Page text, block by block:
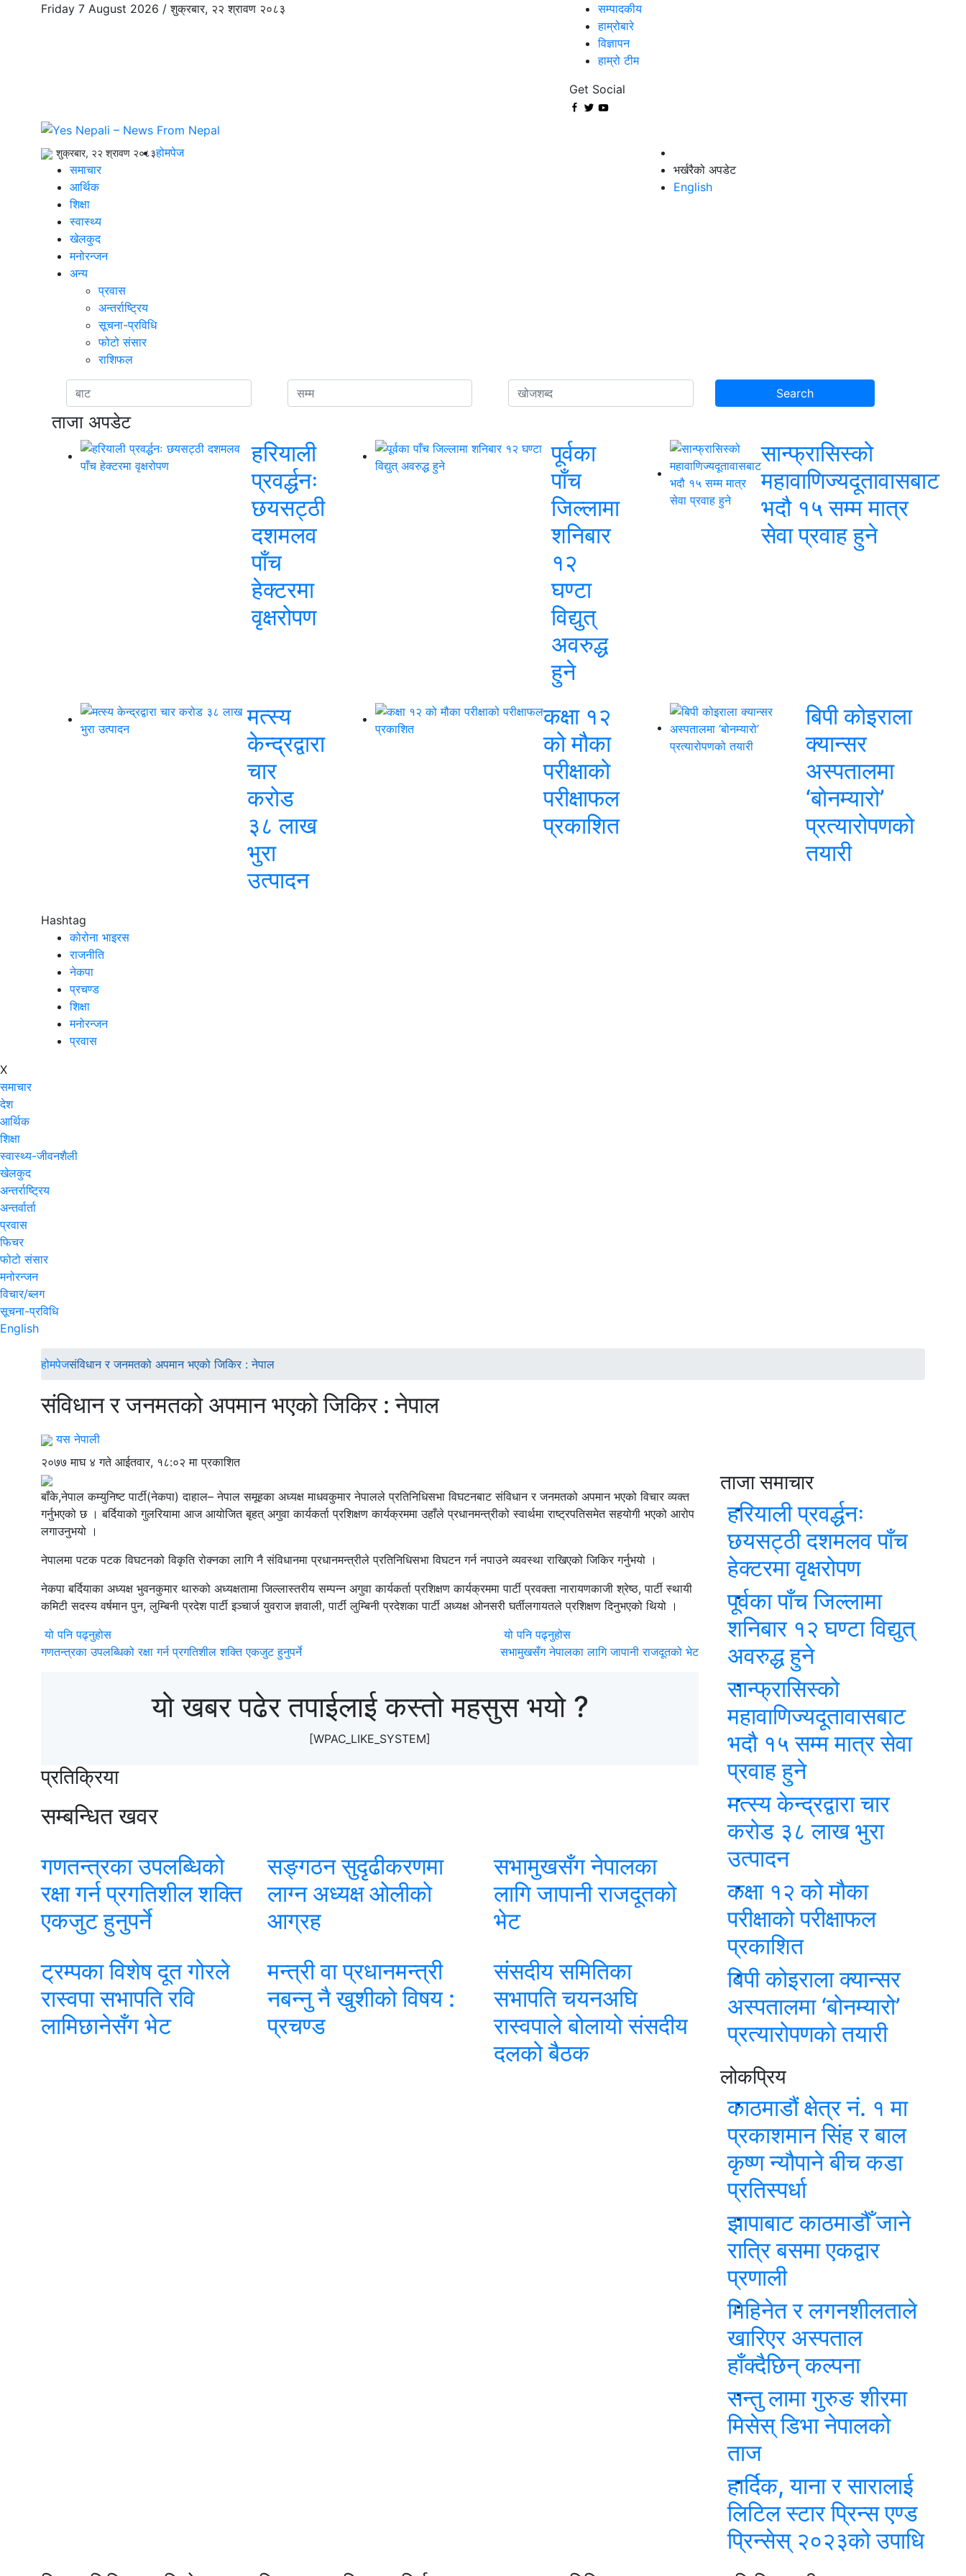
Friday 7 August 2026 /शुक्रबार, २२ श्रावण २०८३
सम्पादकीय
हाम्रोबारे
विज्ञापन
हाम्रो टीम
Get Social
शुक्रबार, २२ श्रावण २०८३होमपेज
समाचार
आर्थिक
शिक्षा
स्वास्थ्य
खेलकुद
मनोरन्जन
अन्य
प्रवास
अन्तर्राष्ट्रिय
सूचना-प्रविधि
फोटो संसार
राशिफल
भर्खरैको अपडेट
English
ताजा अपडेट
हरियाली
प्रवर्द्धनः
छयसट्ठी
दशमलव
पाँच
हेक्टरमा
वृक्षरोपण
पूर्वका
पाँच
जिल्लामा
शनिबार
१२
घण्टा
विद्युत्
अवरुद्ध
हुने
सान्फ्रासिस्को
महावाणिज्यदूतावासबाट
भदौ १५ सम्म मात्र
सेवा प्रवाह हुने
मत्स्य
केन्द्रद्वारा
चार
करोड
३८ लाख
भुरा
उत्पादन
कक्षा १२
को मौका
परीक्षाको
परीक्षाफल
प्रकाशित
बिपी कोइराला
क्यान्सर
अस्पतालमा
‘बोनम्यारो’
प्रत्यारोपणको
तयारी
Hashtag
कोरोना भाइरस
राजनीति
नेकपा
प्रचण्ड
शिक्षा
मनोरन्जन
प्रवास
X
समाचार
देश
आर्थिक
शिक्षा
स्वास्थ्य-जीवनशैली
खेलकुद
अन्तर्राष्ट्रिय
अन्तर्वार्ता
प्रवास
फिचर
फोटो संसार
मनोरन्जन
विचार/ब्लग
सूचना-प्रविधि
English
होमपेजसंविधान र जनमतको अपमान भएको जिकिर : नेपाल
संविधान र जनमतको अपमान भएको जिकिर : नेपाल
यस नेपाली
२०७७ माघ ४ गते आईतवार, १८:०२ मा प्रकाशित
बाँके,नेपाल कम्युनिष्ट पार्टी(नेकपा) दाहाल– नेपाल समूहका अध्यक्ष माधवकुमार नेपालले प्रतिनिधिसभा विघटनबाट संविधान र जनमतको अपमान भएको विचार व्यक्त
गर्नुभएको छ । बर्दियाको गुलरियामा आज आयोजित बृहत् अगुवा कार्यकर्ता प्रशिक्षण कार्यक्रममा उहाँले प्रधानमन्त्रीको स्वार्थमा राष्ट्रपतिसमेत सहयोगी भएको आरोप
लगाउनुभयो ।
नेपालमा पटक पटक विघटनको विकृति रोक्नका लागि नै संविधानमा प्रधानमन्त्रीले प्रतिनिधिसभा विघटन गर्न नपाउने व्यवस्था राखिएको जिकिर गर्नुभयो ।
नेकपा बर्दियाका अध्यक्ष भुवनकुमार थारुको अध्यक्षतामा जिल्लास्तरीय सम्पन्न अगुवा कार्यकर्ता प्रशिक्षण कार्यक्रममा पार्टी प्रवक्ता नारायणकाजी श्रेष्ठ, पार्टी स्थायी
कमिटी सदस्य वर्षमान पुन, लुम्बिनी प्रदेश पार्टी इञ्चार्ज युवराज ज्ञवाली, पार्टी लुम्बिनी प्रदेशका पार्टी अध्यक्ष ओनसरी घर्तीलगायतले प्रशिक्षण दिनुभएको थियो ।
यो पनि पढ्नुहोस
गणतन्त्रका उपलब्धिको रक्षा गर्न प्रगतिशील शक्ति एकजुट हुनुपर्ने
यो पनि पढ्नुहोस
सभामुखसँग नेपालका लागि जापानी राजदूतको भेट
यो खबर पढेर तपाईलाई कस्तो महसुस भयो ?
[WPAC_LIKE_SYSTEM]
प्रतिक्रिया
सम्बन्धित खवर
गणतन्त्रका उपलब्धिको
रक्षा गर्न प्रगतिशील शक्ति
एकजुट हुनुपर्ने
सङ्गठन सुदृढीकरणमा
लाग्न अध्यक्ष ओलीको
आग्रह
सभामुखसँग नेपालका
लागि जापानी राजदूतको
भेट
ट्रम्पका विशेष दूत गोरले
रास्वपा सभापति रवि
लामिछानेसँग भेट
मन्त्री वा प्रधानमन्त्री
नबन्नु नै खुशीको विषय :
प्रचण्ड
संसदीय समितिका
सभापति चयनअघि
रास्वपाले बोलायो संसदीय
दलको बैठक
ताजा समाचार
हरियाली प्रवर्द्धनः
छयसट्ठी दशमलव पाँच
हेक्टरमा वृक्षरोपण
पूर्वका पाँच जिल्लामा
शनिबार १२ घण्टा विद्युत्
अवरुद्ध हुने
सान्फ्रासिस्को
महावाणिज्यदूतावासबाट
भदौ १५ सम्म मात्र सेवा
प्रवाह हुने
मत्स्य केन्द्रद्वारा चार
करोड ३८ लाख भुरा
उत्पादन
कक्षा १२ को मौका
परीक्षाको परीक्षाफल
प्रकाशित
बिपी कोइराला क्यान्सर
अस्पतालमा ‘बोनम्यारो’
प्रत्यारोपणको तयारी
लोकप्रिय
काठमाडौं क्षेत्र नं. १ मा
प्रकाशमान सिंह र बाल
कृष्ण न्यौपाने बीच कडा
प्रतिस्पर्धा
झापाबाट काठमाडौँ जाने
रात्रि बसमा एकद्वार
प्रणाली
मिहिनेत र लगनशीलताले
खारिएर अस्पताल
हाँक्दैछिन् कल्पना
सन्तु लामा गुरुङ शीरमा
मिसेस् डिभा नेपालको
ताज
हार्दिक, याना र सारालाई
लिटिल स्टार प्रिन्स एण्ड
प्रिन्सेस् २०२३को उपाधि